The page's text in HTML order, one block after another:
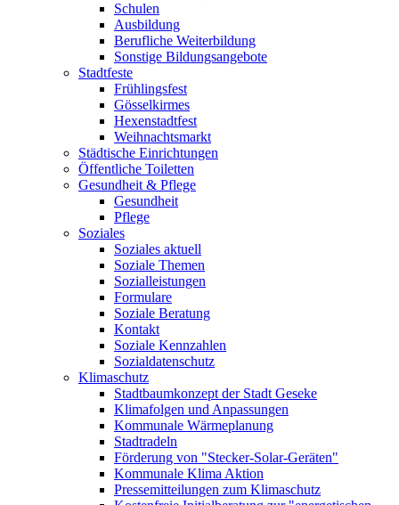
Schulen
Ausbildung
Berufliche Weiterbildung
Sonstige Bildungsangebote
Stadtfeste
Frühlingsfest
Gösselkirmes
Hexenstadtfest
Weihnachtsmarkt
Städtische Einrichtungen
Öffentliche Toiletten
Gesundheit & Pflege
Gesundheit
Pflege
Soziales
Soziales aktuell
Soziale Themen
Sozialleistungen
Formulare
Soziale Beratung
Kontakt
Soziale Kennzahlen
Sozialdatenschutz
Klimaschutz
Stadtbaumkonzept der Stadt Geseke
Klimafolgen und Anpassungen
Kommunale Wärmeplanung
Stadtradeln
Förderung von "Stecker-Solar-Geräten"
Kommunale Klima Aktion
Pressemitteilungen zum Klimaschutz